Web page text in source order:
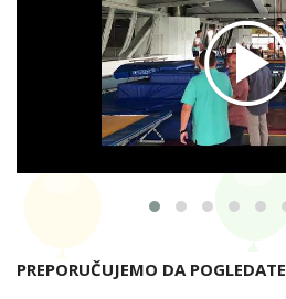
PREPORUČUJEMO DA POGLEDATE